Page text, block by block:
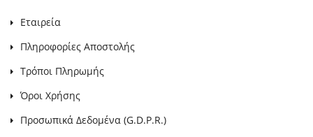
Εταιρεία
Πληροφορίες Αποστολής
Τρόποι Πληρωμής
Όροι Χρήσης
Προσωπικά Δεδομένα (G.D.P.R.)